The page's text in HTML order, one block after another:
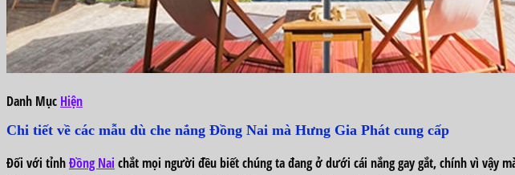
Danh Mục Hiện
Chi tiết về các mẫu dù che nắng Đồng Nai mà Hưng Gia Phát cung cấp
Đối với tỉnhĐồng Nai chắt mọi người đều biết chúng ta đang ở dưới cái nắng gay gắt, chính vì vậy